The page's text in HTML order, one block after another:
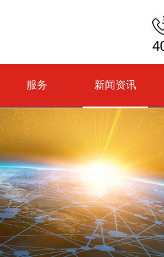
服务 新闻资讯